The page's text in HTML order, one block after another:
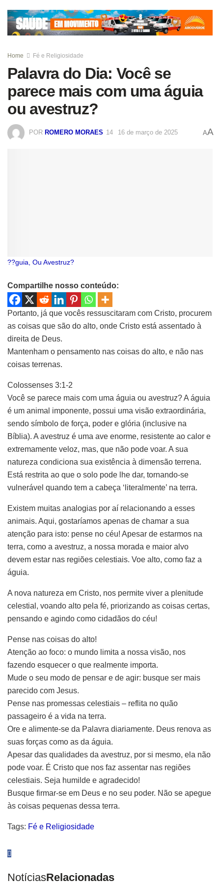
Home Fé e Religiosidade
Palavra do Dia: Você se
parece mais com uma águia
ou avestruz?
POR ROMERO MORAES 16 de março de 2025 AA
??guia, Ou Avestruz?
Compartilhe nosso conteúdo:
Portanto, já que vocês ressuscitaram com Cristo, procurem
as coisas que são do alto, onde Cristo está assentado à
direita de Deus.
Mantenham o pensamento nas coisas do alto, e não nas
coisas terrenas.
Colossenses 3:1-2
Você se parece mais com uma águia ou avestruz? A águia
é um animal imponente, possui uma visão extraordinária,
sendo símbolo de força, poder e glória (inclusive na
Bíblia). A avestruz é uma ave enorme, resistente ao calor e
extremamente veloz, mas, que não pode voar. A sua
natureza condiciona sua existência à dimensão terrena.
Está restrita ao que o solo pode lhe dar, tornando-se
vulnerável quando tem a cabeça ‘literalmente’ na terra.
Existem muitas analogias por aí relacionando a esses
animais. Aqui, gostaríamos apenas de chamar a sua
atenção para isto: pense no céu! Apesar de estarmos na
terra, como a avestruz, a nossa morada e maior alvo
devem estar nas regiões celestiais. Voe alto, como faz a
águia.
A nova natureza em Cristo, nos permite viver a plenitude
celestial, voando alto pela fé, priorizando as coisas certas,
pensando e agindo como cidadãos do céu!
Pense nas coisas do alto!
Atenção ao foco: o mundo limita a nossa visão, nos
fazendo esquecer o que realmente importa.
Mude o seu modo de pensar e de agir: busque ser mais
parecido com Jesus.
Pense nas promessas celestiais – reflita no quão
passageiro é a vida na terra.
Ore e alimente-se da Palavra diariamente. Deus renova as
suas forças como as da águia.
Apesar das qualidades da avestruz, por si mesmo, ela não
pode voar. É Cristo que nos faz assentar nas regiões
celestiais. Seja humilde e agradecido!
Busque firmar-se em Deus e no seu poder. Não se apegue
às coisas pequenas dessa terra.
Tags: Fé e Religiosidade
NotíciasRelacionadas